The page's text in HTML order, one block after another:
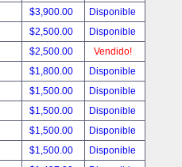
$3,900.00
Disponible
$2,500.00
Disponible
$2,500.00
Vendido!
$1,800.00
Disponible
$1,500.00
Disponible
$1,500.00
Disponible
$1,500.00
Disponible
$1,500.00
Disponible